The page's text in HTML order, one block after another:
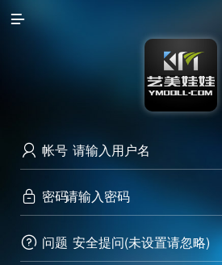

 帐号
 密码
 问题 安全提问(未设置请忽略)